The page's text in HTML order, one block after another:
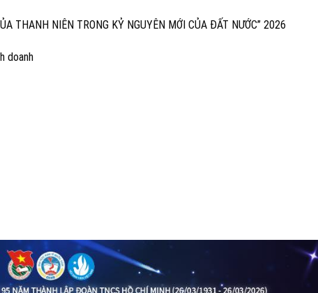
THANH NIÊN TRONG KỶ NGUYÊN MỚI CỦA ĐẤT NƯỚC” 2026
doanh